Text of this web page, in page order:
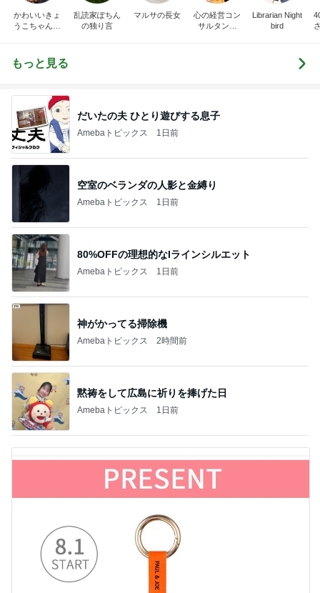
かわいいきょ
うこちゃんブ
乱読家ぽちん
の独り言
マルサの長女
心の経営コン
サルタント
Librarian Night
bird
もっと見る
だいたの夫 ひとり遊びする息子
Amebaトピックス 1日前
空室のベランダの人影と金縛り
Amebaトピックス 1日前
80%OFFの理想的なIラインシルエット
Amebaトピックス 1日前
神がかってる掃除機
Amebaトピックス 2時間前
黙祷をして広島に祈りを捧げた日
Amebaトピックス 1日前